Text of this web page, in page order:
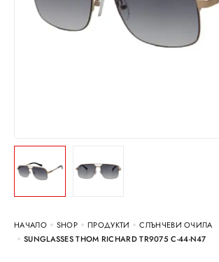
НАЧАЛО SHOP ПРОДУКТИ
СЛЪНЧЕВИ ОЧИЛА
SUNGLASSES THOM RICHARD TR9075 C-44-N47